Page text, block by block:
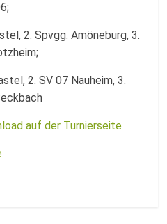
2. Spvgg. Amöneburg, 3.
2. SV 07 Nauheim, 3.
auf der Turnierseite